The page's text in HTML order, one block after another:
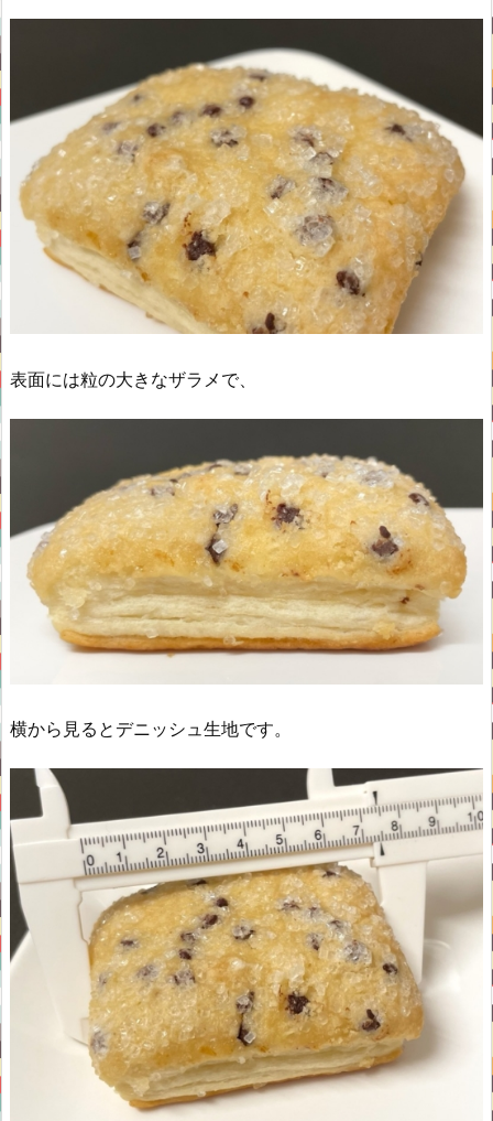
表面には粒の大きなザラメで、
横から見るとデニッシュ生地です。